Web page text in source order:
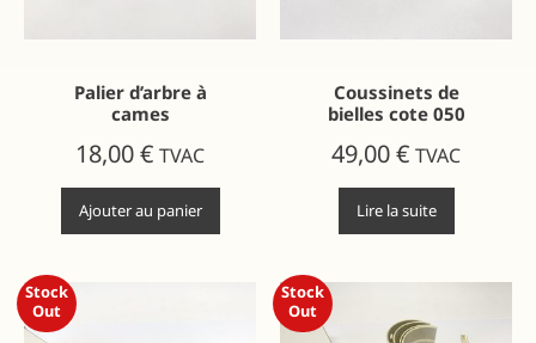
Palier d’arbre à
cames
18,00€ TVAC
Ajouter au panier
Coussinets de
bielles cote 050
49,00€ TVAC
Lire la suite
Stock
Out
Stock
Out